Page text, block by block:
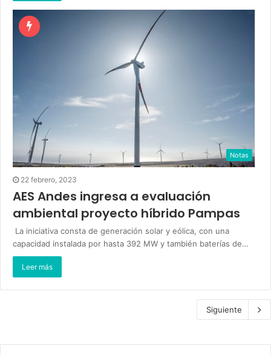
Notas
22 febrero, 2023
AES Andes ingresa a evaluación
ambiental proyecto híbrido Pampas
La iniciativa consta de generación solar y eólica, con una
capacidad instalada por hasta 392 MW y también baterías de…
Leer más
Siguiente